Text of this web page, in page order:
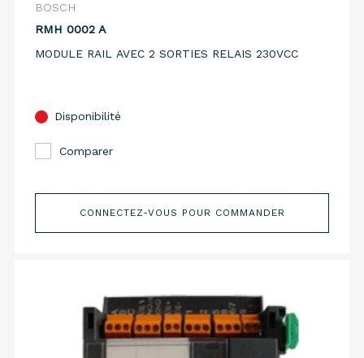
BOSCH
RMH 0002 A
MODULE RAIL AVEC 2 SORTIES RELAIS 230VCC
Disponibilité
Comparer
CONNECTEZ-VOUS POUR COMMANDER